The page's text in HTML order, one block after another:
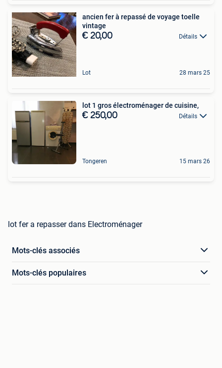
ancien fer à repassé de voyage toelle
vintage
€ 20,00 Détails
Lot 28 mars 25
lot 1 gros électroménager de cuisine,
€ 250,00 Détails
Tongeren 15 mars 26
lot fer a repasser dans Electroménager
Mots-clés associés
Mots-clés populaires